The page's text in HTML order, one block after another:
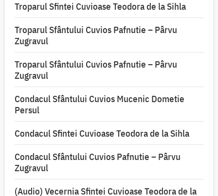
Troparul Sfintei Cuvioase Teodora de la Sihla
Troparul Sfântului Cuvios Pafnutie – Pârvu
Zugravul
Troparul Sfântului Cuvios Pafnutie – Pârvu
Zugravul
Condacul Sfântului Cuvios Mucenic Dometie
Persul
Condacul Sfintei Cuvioase Teodora de la Sihla
Condacul Sfântului Cuvios Pafnutie – Pârvu
Zugravul
(Audio) Vecernia Sfintei Cuvioase Teodora de la